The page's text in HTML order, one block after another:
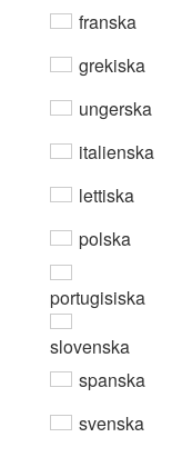
franska
grekiska
ungerska
italienska
lettiska
polska
portugisiska
slovenska
spanska
svenska